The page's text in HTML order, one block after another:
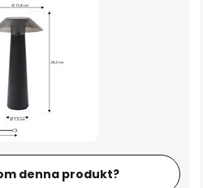
denna produkt?